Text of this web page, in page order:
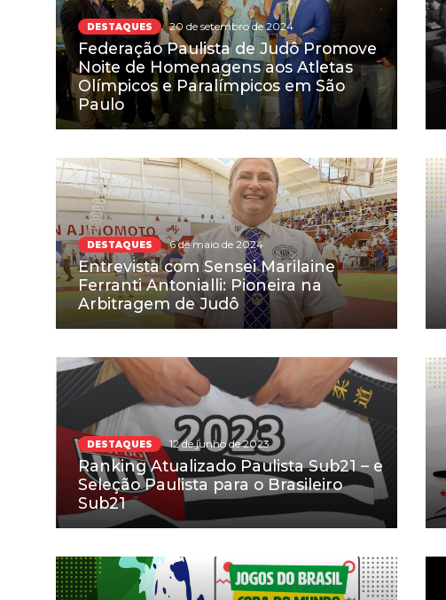
DESTAQUES 20 de setembro de 2024
Federação Paulista de Judô Promove
Noite de Homenagens aos Atletas
Olímpicos e Paralímpicos em São
Paulo
DESTAQUES 6 de maio de 2024
Entrevista com Sensei Marilaine
Ferranti Antonialli: Pioneira na
Arbitragem de Judô
DESTAQUES 12 de junho de 2023
Ranking Atualizado Paulista Sub21 – e
Seleção Paulista para o Brasileiro
Sub21